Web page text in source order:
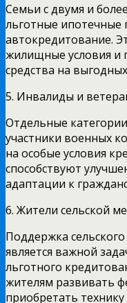
Семьи с двумя и
льготные
автокредитование.
жилищные условия и
средства на
5. Инвалиды и
Отдельные
участники военных
на особые условия
способствуют
адаптации к
6. Жители сельской
Поддержка
является важной
льготного
жителям развивать
приобретать